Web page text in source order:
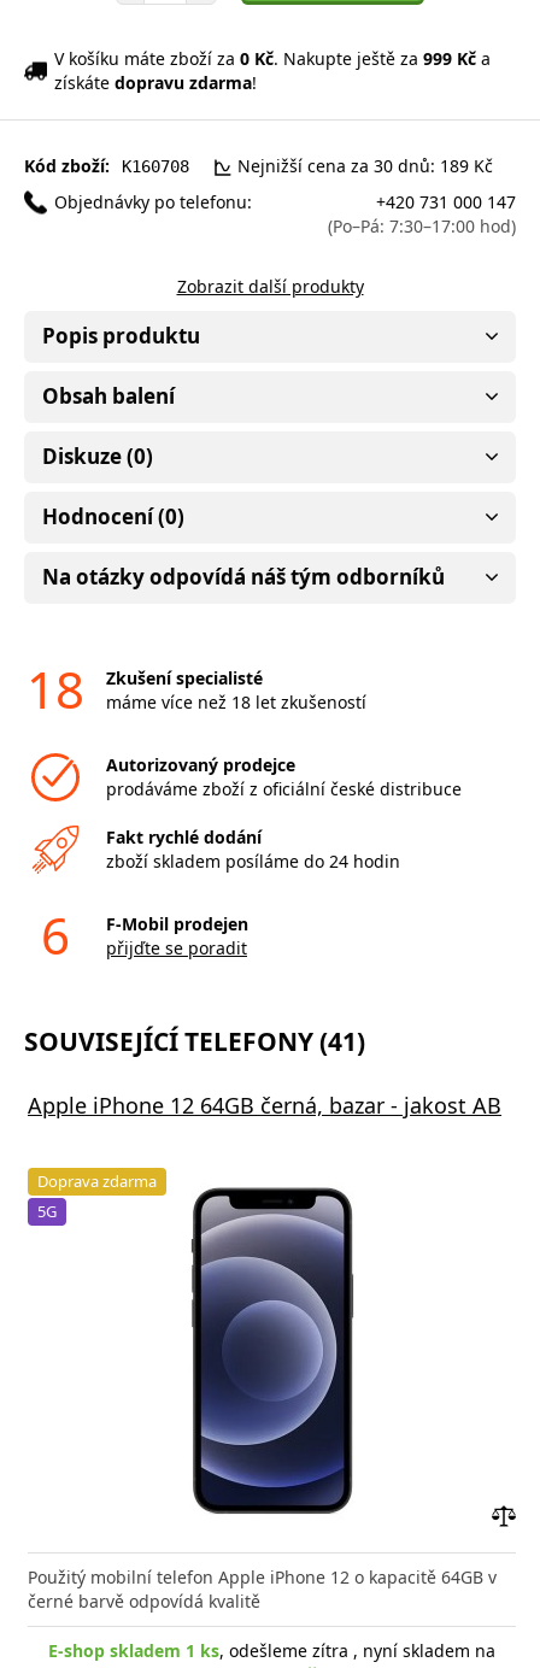
V košíku máte zboží za 0 Kč. Nakupte ještě za 999 Kč a
získáte dopravu zdarma!
Kód zboží: K160708
Nejnižší cena za 30 dnů: 189 Kč
Objednávky po telefonu:
+420 731 000 147
(Po–Pá: 7:30–17:00 hod)
Zobrazit další produkty
Popis produktu
Obsah balení
Diskuze (0)
Hodnocení (0)
Na otázky odpovídá náš tým odborníků
18
Zkušení specialisté
máme více než 18 let zkušeností
Autorizovaný prodejce
prodáváme zboží z oficiální české distribuce
Fakt rychlé dodání
zboží skladem posíláme do 24 hodin
6
F-Mobil prodejen
přijďte se poradit
SOUVISEJÍCÍ TELEFONY (41)
Apple iPhone 12 64GB černá, bazar - jakost AB
Doprava zdarma
5G
Použitý mobilní telefon Apple iPhone 12 o kapacitě 64GB v
černé barvě odpovídá kvalitě
E-shop skladem 1 ks, odešleme zítra , nyní skladem na